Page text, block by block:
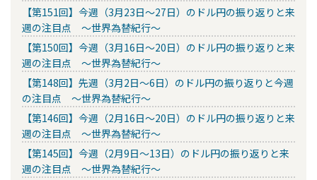
【第151回】今週（3月23日～27日）のドル円の振り返りと来
週の注目点 ～世界為替紀行～
【第150回】今週（3月16日～20日）のドル円の振り返りと来
週の注目点 ～世界為替紀行～
【第148回】先週（3月2日～6日）のドル円の振り返りと今週
の注目点 ～世界為替紀行～
【第146回】今週（2月16日～20日）のドル円の振り返りと来
週の注目点 ～世界為替紀行～
【第145回】今週（2月9日～13日）のドル円の振り返りと来
週の注目点 ～世界為替紀行～